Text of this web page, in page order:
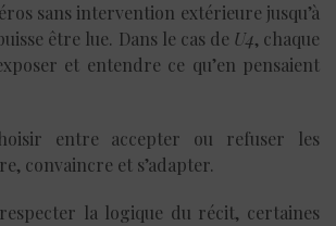
sans intervention extérieure jusqu’à
être lue. Dans le cas de U4, chaque
et entendre ce qu’en pensaient
entre accepter ou refuser les
convaincre et s’adapter.
la logique du récit, certaines